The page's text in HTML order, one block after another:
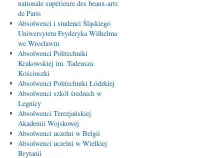
nationale supérieure des beaux-arts
de Paris
Absolwenci i studenci Śląskiego
Uniwersytetu Fryderyka Wilhelma
we Wrocławiu
Absolwenci Politechniki
Krakowskiej im. Tadeusza
Kościuszki
Absolwenci Politechniki Łódzkiej
Absolwenci szkół średnich w
Legnicy
Absolwenci Terezjańskiej
Akademii Wojskowej
Absolwenci uczelni w Belgii
Absolwenci uczelni w Wielkiej
Brytanii